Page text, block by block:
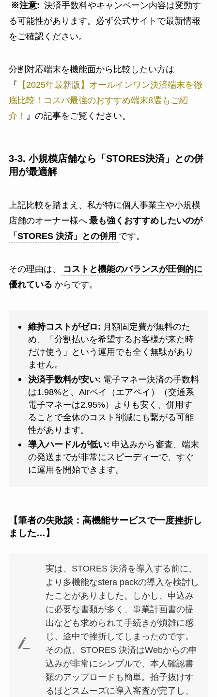
※注意: 決済手数料やキャンペーン内容は変動す
る可能性があります。必ず公式サイトで最新情報
をご確認ください。
分割対応端末を機能面から比較したい方は
『 【2025年最新版】オールインワン決済端末を徹
底比較！コスパ最強のおすすめ端末8選もご紹
介！
』の記事をご覧ください。
3-3. 小規模店舗なら「STORES決済」との併
用が最適解
上記比較を踏まえ、私が特に個人事業主や小規模
店舗のオーナー様へ 最も強くおすすめしたいのが
「STORES 決済」との併用 です。
その理由は、
コストと機能のバランスが圧倒的に
優れている からです。
維持コストがゼロ: 月額固定費が無料のた
め、「分割払いを希望するお客様が来た時
だけ使う」という運用でも全く無駄があり
ません。
決済手数料が安い: 電子マネー決済の手数料
は1.98%と、Airペイ（エアペイ）（交通系
電子マネーは2.95%）よりも安く、併用す
ることで全体のコスト削減にも繋がる可能
性があります。
導入ハードルが低い: 申込みから審査、端末
の発送までが非常にスピーディーで、すぐ
に運用を開始できます。
【筆者の失敗談：高機能サービスで一度挫折し
ました…】
実は、STORES 決済を導入する前に、
より多機能なstera packの導入を検討し
たことがありました。しかし、申込み
に必要な書類が多く、事業計画書の提
出なども求められて手続きが煩雑に感
じ、途中で挫折してしまったのです。
その点、STORES 決済はWebからの申
込みが非常にシンプルで、本人確認書
類のアップロードも簡単。拍子抜けす
るほどスムーズに導入審査が完了し、